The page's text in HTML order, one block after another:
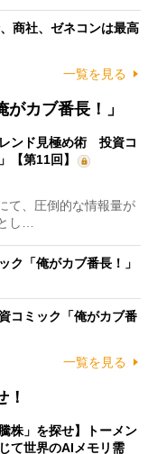
商社、ゼネコンは最高
一覧を見る
カブ番長！」
レンド見極め術 投資コ
【第11回】
て、圧倒的な情報量が
し…
「俺がカブ番長！」
コミック「俺がカブ番
一覧を見る
！
株」を探せ】トーメン
て世界のAIメモリ需